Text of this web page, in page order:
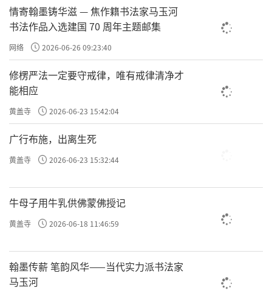
发心要向世人说明他们入道证果的始末，就一
起到了王宫，向国王及在座的婆罗门修行人
说：“我们已经破除了贪、瞋、痴三毒，也熄
灭了色、受、想、行、识五阴炽盛的痛苦，更
远离了色、声、香、味、触、法六衰的执着。
您们可以吗？”
在座的人都很惊讶地看着他们，无言以
对。
阿罗汉接着说：“我们原本是为了改善我
们的贫穷，要来贵国耍艺、赚取宝幢，求取大
富贵，没想到途中因盘缠用尽而出家。由于精
火焰都被我们的智慧法水扑灭了，身心得到了
大自在！这真是无上富足的快乐啊！”
情寄翰墨铸华滋 — 焦作籍书法家马玉河
书法作品入选建国 70 周年主题邮集
网络 2026-06-26 09:23:40
修楞严法一定要守戒律，唯有戒律清净才
能相应
黄盖寺 2026-06-23 15:42:04
广行布施，出离生死
黄盖寺 2026-06-23 15:32:44
牛母子用牛乳供佛蒙佛授记
黄盖寺 2026-06-18 11:46:59
翰墨传薪 笔韵风华——当代实力派书法家
马玉河